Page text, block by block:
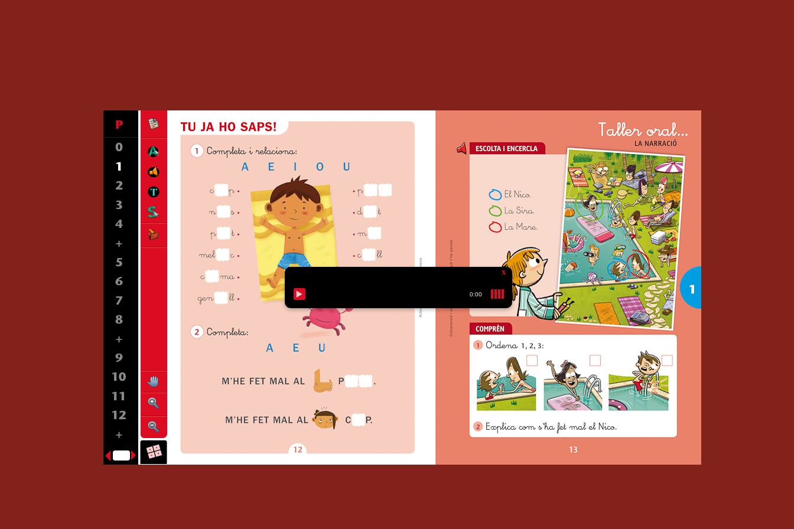
0:00
x
Les vocals (II)
Taller oral: La narració
Taller oral: La narració